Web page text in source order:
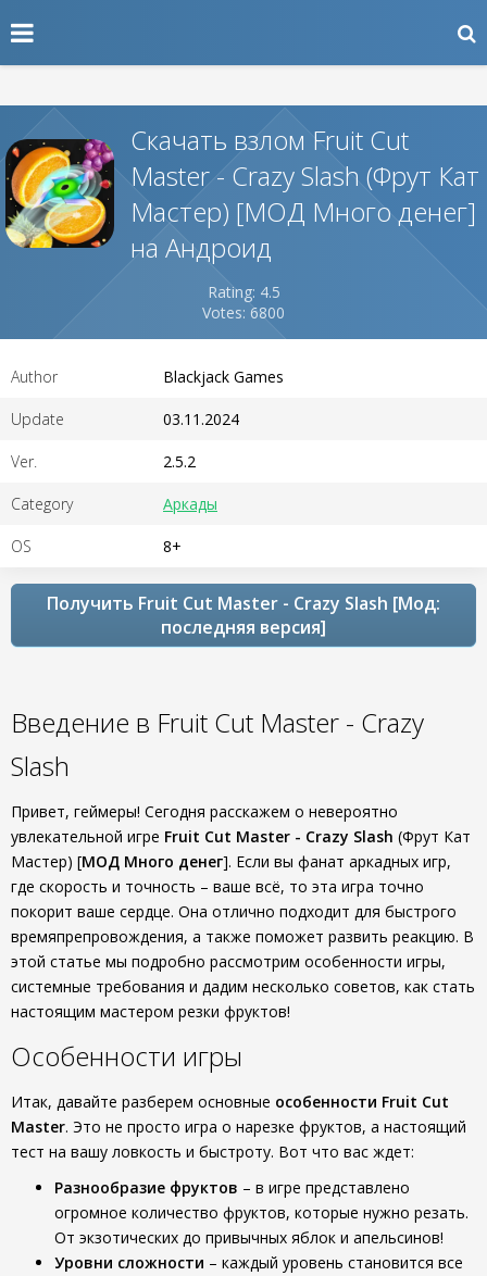
Скачать взлом Fruit Cut
Master - Crazy Slash (Фрут Кат
Мастер) [МОД Много денег]
на Андроид
Rating: 4.5
Votes: 6800
Author Blackjack Games
Update 03.11.2024
Ver. 2.5.2
Category Аркады
OS 8+
Получить Fruit Cut Master - Crazy Slash [Мод:
последняя версия]
Введение в Fruit Cut Master - Crazy
Slash
Привет, геймеры! Сегодня расскажем о невероятно
увлекательной игре Fruit Cut Master - Crazy Slash (Фрут Кат
Мастер) [МОД Много денег]. Если вы фанат аркадных игр,
где скорость и точность – ваше всё, то эта игра точно
покорит ваше сердце. Она отлично подходит для быстрого
времяпрепровождения, а также поможет развить реакцию. В
этой статье мы подробно рассмотрим особенности игры,
системные требования и дадим несколько советов, как стать
настоящим мастером резки фруктов!
Особенности игры
Итак, давайте разберем основные особенности Fruit Cut
Master. Это не просто игра о нарезке фруктов, а настоящий
тест на вашу ловкость и быстроту. Вот что вас ждет:
Разнообразие фруктов – в игре представлено
огромное количество фруктов, которые нужно резать.
От экзотических до привычных яблок и апельсинов!
Уровни сложности – каждый уровень становится все